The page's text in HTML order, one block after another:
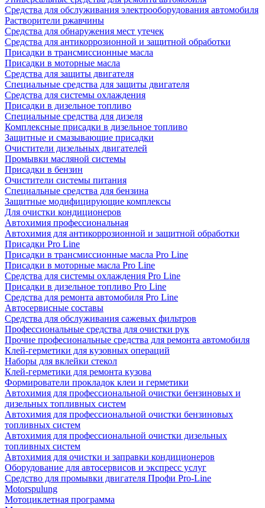
Средства для обслуживания электрооборудования автомобиля
Растворители ржавчины
Средства для обнаружения мест утечек
Средства для антикоррозионной и защитной обработки
Присадки в трансмиссионные масла
Присадки в моторные масла
Средства для защиты двигателя
Специальныe средства для защиты двигателя
Средства для системы охлаждения
Присадки в дизельное топливо
Спeциальные средства для дизеля
Комплексные присадки в дизельное топливо
Защитные и смазывающие присадки
Очистители дизельных двигателей
Промывки масляной системы
Присадки в бензин
Очистители системы питания
Специальные срeдства для бензина
Защитные модифицирующие комплексы
Для очистки кондиционеров
Автохимия профессиональная
Автохимия для антикоррозионной и защитной обработки
Присадки Pro Line
Присадки в трансмиссионные масла Pro Line
Присадки в моторные масла Pro Line
Средства для системы охлаждения Pro Line
Присадки в дизельное топливо Pro Line
Средства для ремонта автомобиля Pro Line
Автосервисные составы
Средства для обслуживания сажевых фильтров
Профессиональные средства для очистки рук
Прочие професиональные средства для ремонта автомобиля
Клей-герметики для кузовных операций
Наборы для вклейки стекол
Клей-герметики для ремонта кузова
Формирователи прокладок клеи и герметики
Автохимия для профессиональной очистки бензиновых и
дизельных топливных систем
Автохимия для профессиональной очистки бензиновых
топливных систем
Автохимия для профессиональной очистки дизельных
топливных систем
Автохимия для очистки и заправки кондиционеров
Оборудование для автосервисов и экспресс услуг
Средство для промывки двигателя Профи Pro-Line
Motorspulung
Мотоциклетная программа